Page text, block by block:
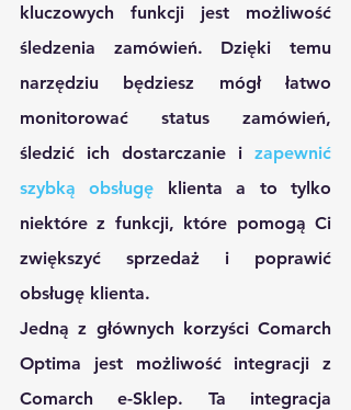
kluczowych funkcji jest możliwość
śledzenia zamówień. Dzięki temu
narzędziu będziesz mógł łatwo
monitorować status zamówień,
śledzić ich dostarczanie i zapewnić
szybką obsługę klienta a to tylko
niektóre z funkcji, które pomogą Ci
zwiększyć sprzedaż i poprawić
obsługę klienta.
Jedną z głównych korzyści Comarch
Optima jest możliwość integracji z
Comarch e-Sklep. Ta integracja